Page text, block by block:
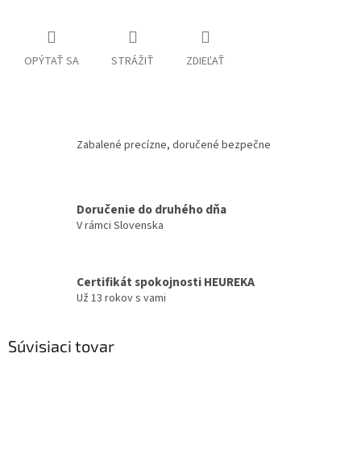
OPÝTAŤ SA STRÁŽIŤ ZDIEĽAŤ
Zabalené precízne, doručené bezpečne
Doručenie do druhého dňa
V rámci Slovenska
Certifikát spokojnosti HEUREKA
Už 13 rokov s vami
Súvisiaci tovar